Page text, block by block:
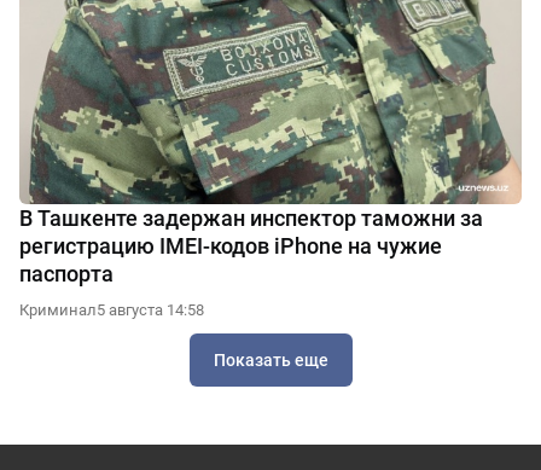
В Ташкенте задержан инспектор таможни за
регистрацию IMEI-кодов iPhone на чужие
паспорта
Криминал5 августа 14:58
Показать еще